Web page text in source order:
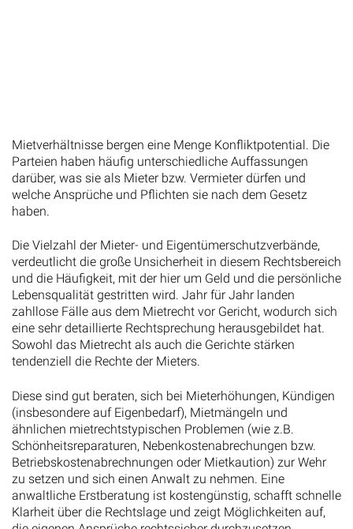
Mietverhältnisse bergen eine Menge Konfliktpotential. Die
Parteien haben häufig unterschiedliche Auffassungen
darüber, was sie als Mieter bzw. Vermieter dürfen und
welche Ansprüche und Pflichten sie nach dem Gesetz
haben.
Die Vielzahl der Mieter- und Eigentümerschutzverbände,
verdeutlicht die große Unsicherheit in diesem Rechtsbereich
und die Häufigkeit, mit der hier um Geld und die persönliche
Lebensqualität gestritten wird. Jahr für Jahr landen
zahllose Fälle aus dem Mietrecht vor Gericht, wodurch sich
eine sehr detaillierte Rechtsprechung herausgebildet hat.
Sowohl das Mietrecht als auch die Gerichte stärken
tendenziell die Rechte der Mieters.
Diese sind gut beraten, sich bei Mieterhöhungen, Kündigen
(insbesondere auf Eigenbedarf), Mietmängeln und
ähnlichen mietrechtstypischen Problemen (wie z.B.
Schönheitsreparaturen, Nebenkostenabrechungen bzw.
Betriebskostenabrechnungen oder Mietkaution) zur Wehr
zu setzen und sich einen Anwalt zu nehmen. Eine
anwaltliche Erstberatung ist kostengünstig, schafft schnelle
Klarheit über die Rechtslage und zeigt Möglichkeiten auf,
die eigenen Ansprüche rechtssicher durchzusetzen.